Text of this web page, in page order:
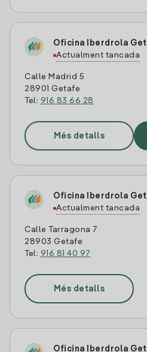
Oficina Iberdrola
Actualment tancada
Calle Madrid 5
28901 Getafe
Tel: 916 83 66 28
Més detalls
Oficina Iberdrola
Actualment tancada
Calle Tarragona 7
28903 Getafe
Tel: 916 81 40 97
Més detalls
Oficina Iberdrola